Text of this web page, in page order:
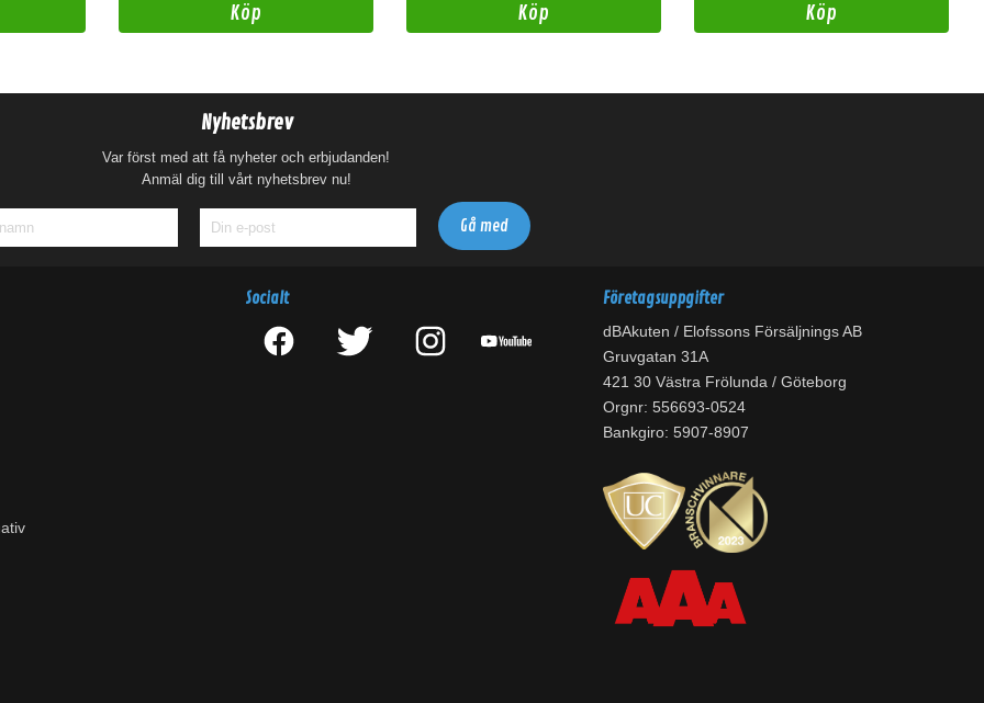
Köp Köp Köp
Nyhetsbrev
Var först med att få nyheter och erbjudanden!
Anmäl dig till vårt nyhetsbrev nu!
Socialt Företagsuppgifter
dBAkuten / Elofssons Försäljnings AB
Gruvgatan 31A
421 30 Västra Frölunda / Göteborg
Orgnr: 556693-0524
Bankgiro: 5907-8907